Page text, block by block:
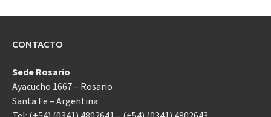
CONTACTO
Sede Rosario
Ayacucho 1667 – Rosario
Santa Fe – Argentina